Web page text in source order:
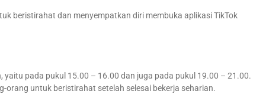
beristirahat dan menyempatkan diri membuka aplikasi TikTok
yaitu pada pukul 15.00 – 16.00 dan juga pada pukul 19.00 – 21.00.
untuk beristirahat setelah selesai bekerja seharian.